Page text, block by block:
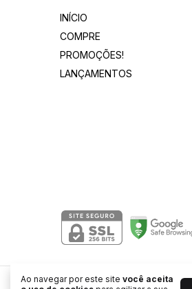
Ao navegar por este site você aceita
INÍCIO
COMPRE
PROMOÇÕES!
LANÇAMENTOS